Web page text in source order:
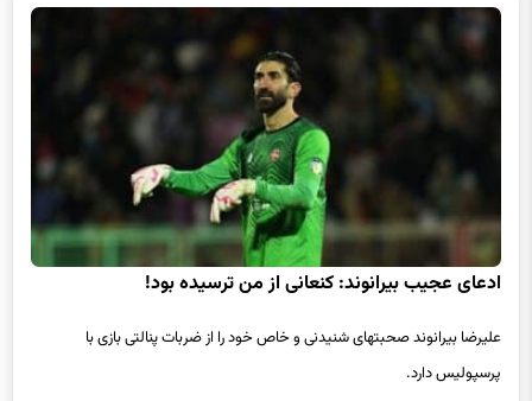
ادعای عجیب بیرانوند: کنعانی از من ترسیده بود!
علیرضا بیرانوند صحبتهای شنیدنی و خاص خود را از ضربات پنالتی بازی با
پرسپولیس دارد.